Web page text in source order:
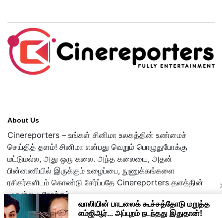
About Us
Cinereporters – உங்கள் சினிமா உலகத்தின் உண்மைச்
செய்தித் தளம்! சினிமா என்பது வெறும் பொழுதுபோக்கு
மட்டுமல்ல, அது ஒரு கலை. அந்த கலையை, அதன்
பின்னணியில் இருக்கும் உழைப்பை, நுணுக்கங்களை
ரசிகர்களிடம் கொண்டு சேர்ப்பதே Cinereporters தளத்தின்
முதன்மை நோக்கம்.